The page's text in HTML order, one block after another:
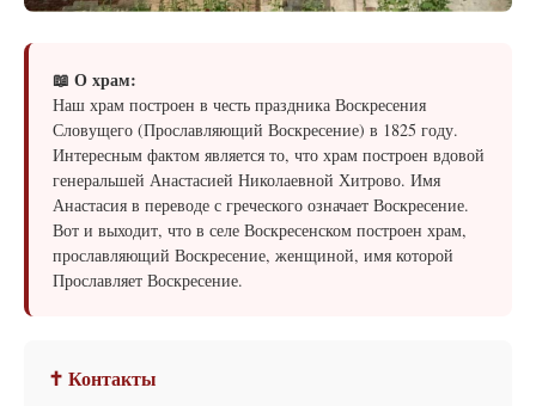
📖 О храм:
Наш храм построен в честь праздника Воскресения
Словущего (Прославляющий Воскресение) в 1825 году.
Интересным фактом является то, что храм построен вдовой
генеральшей Анастасией Николаевной Хитрово. Имя
Анастасия в переводе с греческого означает Воскресение.
Вот и выходит, что в селе Воскресенском построен храм,
прославляющий Воскресение, женщиной, имя которой
Прославляет Воскресение.
✝ Контакты